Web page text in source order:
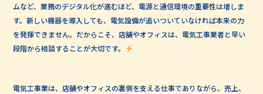
ムなど、業務のデジタル化が進むほど、電源と通信環境の重要性は増しま
す。新しい機器を導入しても、電気設備が追いついていなければ本来の力
を発揮できません。だからこそ、店舗やオフィスは、電気工事業者と早い
段階から相談することが大切です。
電気工事業は、店舗やオフィスの裏側を支える仕事でありながら、売上、